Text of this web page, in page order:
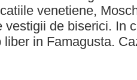
venetiene,
vestigii de biserici. In
in Famagusta.